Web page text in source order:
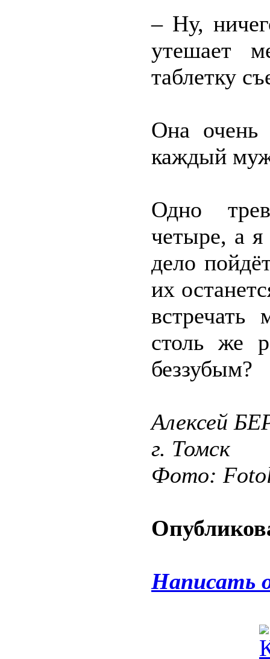
– Ну,
утешает
таблетку
Она очень
каждый
Одно
четыре, а я
дело
их
встречать
столь же
беззубым?
Алексей
г. Томск
Фото:
Написать